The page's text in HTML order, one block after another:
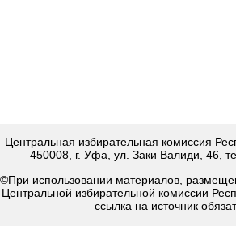
Центральная избирательная комиссия
450008, г. Уфа, ул. Заки Валиди, 46,
©При использовании материалов,
Центральной избирательной комиссии
ссылка на источник